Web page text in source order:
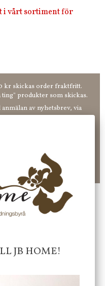
i vårt sortiment för
kr skickas order fraktfritt.
produkter som skickas.
av nyhetsbrev, via
snabba leveranser!
hos Jb Home!
- 15.00
JB HOME!